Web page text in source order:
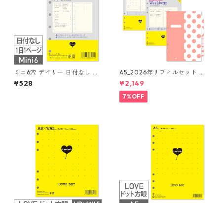
ミニ6穴 デイリー 日付なし 見
開き2日間 システム手帳リフィ
ル
¥528
A5_2026年リフィルセット シ
ステム手帳 ★送料無料★
¥2,149
7%OFF